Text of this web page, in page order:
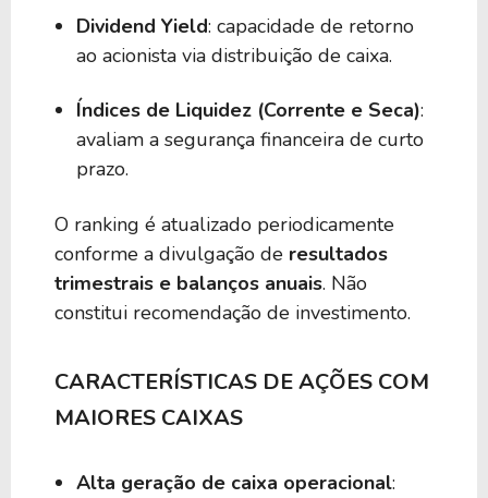
Dividend Yield: capacidade de retorno
ao acionista via distribuição de caixa.
Índices de Liquidez (Corrente e Seca):
avaliam a segurança financeira de curto
prazo.
O ranking é atualizado periodicamente
conforme a divulgação de resultados
trimestrais e balanços anuais. Não
constitui recomendação de investimento.
CARACTERÍSTICAS DE AÇÕES COM
MAIORES CAIXAS
Alta geração de caixa operacional: